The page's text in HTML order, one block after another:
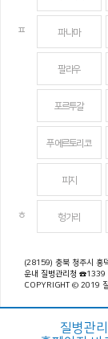
ㅍ 파나마
팔라우
포르투갈
푸에르토리코
피지
ㅎ 헝가리
(28159) 충북 청주시 흥
운내 질병관리청 ☎1339
COPYRIGHT © 2019
질병관